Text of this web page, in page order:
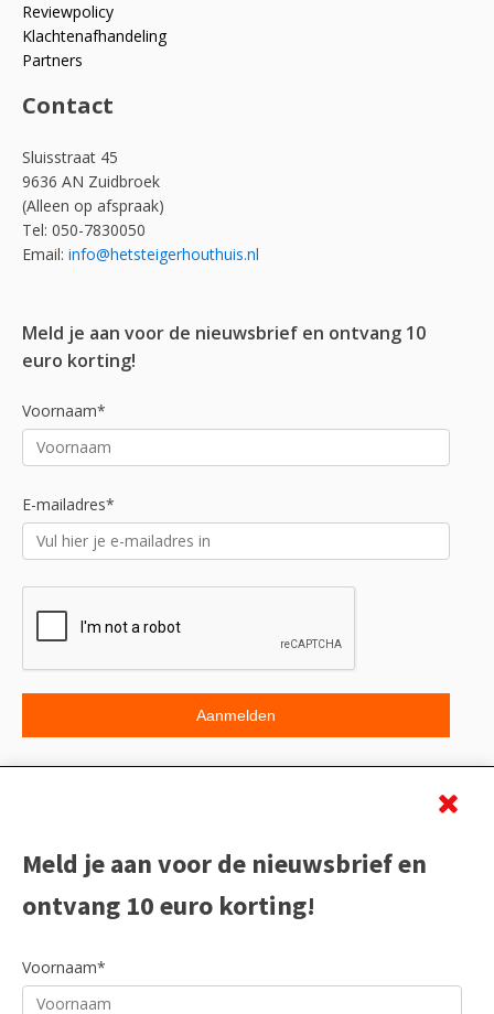
Reviewpolicy
Klachtenafhandeling
Partners
Contact
Sluisstraat 45
9636 AN Zuidbroek
(Alleen op afspraak)
Tel: 050-7830050
Email: info@hetsteigerhouthuis.nl
Meld je aan voor de nieuwsbrief en ontvang 10
euro korting!
Voornaam*
E-mailadres*
Meld je aan voor de nieuwsbrief en
ontvang 10 euro korting!
Voornaam*